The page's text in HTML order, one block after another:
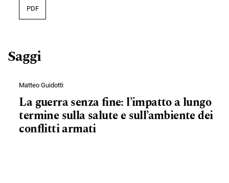
PDF
Saggi
Matteo Guidotti
La guerra senza fine: l’impatto a lungo
termine sulla salute e sull’ambiente dei
conflitti armati